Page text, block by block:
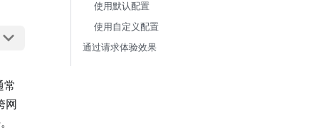
常
网
使用默认配置
使用自定义配置
通过请求体验效果